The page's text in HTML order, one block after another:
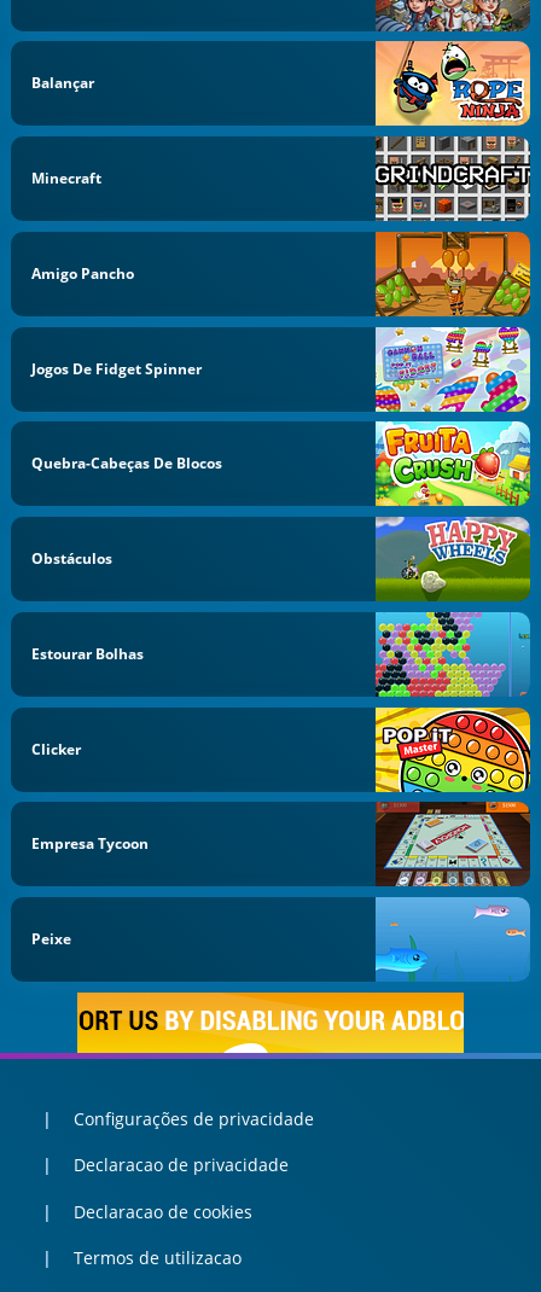
Balançar
Minecraft
Amigo Pancho
Jogos De Fidget Spinner
Quebra-Cabeças De Blocos
Obstáculos
Estourar Bolhas
Clicker
Empresa Tycoon
Peixe
Configurações de privacidade
Declaracao de privacidade
Declaracao de cookies
Termos de utilizacao